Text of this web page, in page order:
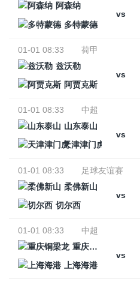
阿森纳
vs
多特蒙德
01-01 08:33
荷甲
兹沃勒
vs
阿贾克斯
01-01 08:33
中超
山东泰山
vs
天津津门虎
01-01 08:33
足球友谊赛
柔佛新山
vs
切尔西
01-01 08:33
中超
重庆铜梁龙
vs
上海海港